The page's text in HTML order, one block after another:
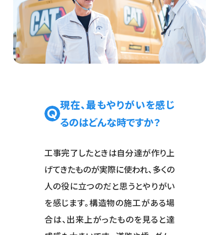
現在、最もやりがいを感じ
るのはどんな時ですか？
工事完了したときは自分達が作り上
げてきたものが実際に使われ、多くの
人の役に立つのだと思うとやりがい
を感じます。構造物の施工がある場
合は、出来上がったものを見ると達